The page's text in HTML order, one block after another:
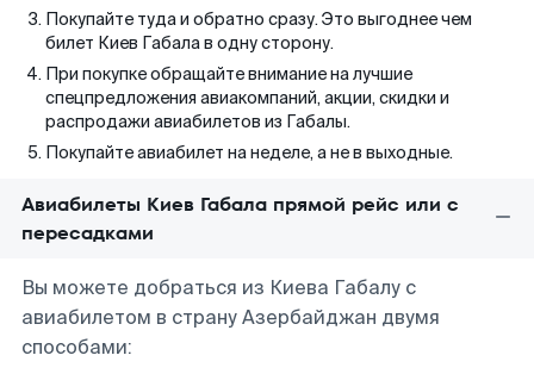
Покупайте туда и обратно сразу. Это выгоднее чем
билет Киев Габала в одну сторону.
При покупке обращайте внимание на лучшие
спецпредложения авиакомпаний, акции, скидки и
распродажи авиабилетов из Габалы.
Покупайте авиабилет на неделе, а не в выходные.
Авиабилеты Киев Габала прямой рейс или с
пересадками
Вы можете добраться из Киева Габалу с
авиабилетом в страну Азербайджан двумя
способами: